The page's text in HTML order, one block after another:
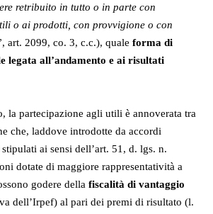
retribuito in tutto o in parte con
o ai prodotti, con provvigione o con
art. 2099, co. 3, c.c.), qualeforma di
legata all’andamento e ai risultati
la partecipazione agli utili è annoverata tra
che, laddove introdotte da accordi
ai sensi dell’art. 51, d. lgs. n.
dotate di maggiore rappresentatività a
godere dellafiscalità di vantaggio
dell’Irpef) al pari dei premi di risultato (l.